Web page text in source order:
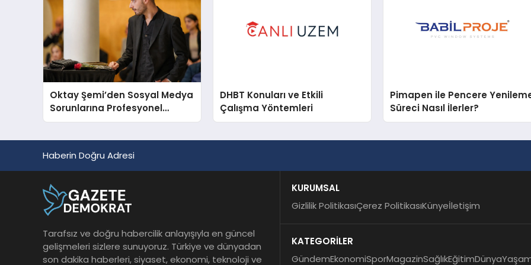
Oktay Şemi’den Sosyal Medya
Sorunlarına Profesyonel
Müdahale ve Hızlı Çözüm
DHBT Konuları ve Etkili
Çalışma Yöntemleri
Pimapen ile Pencere
Süreci Nasıl İlerler?
Haberin Doğru Adresi
Tarafsız ve doğru habercilik anlayışıyla en güncel
gelişmeleri sizlere sunuyoruz. Türkiye ve dünyadan
son dakika haberleri, siyaset, ekonomi, teknoloji ve
KURUMSAL
Gizlilik PolitikasıÇerez PolitikasıKünyeİletişim
KATEGORİLER
GündemEkonomiSporMagazinSağlıkEğitimDünya